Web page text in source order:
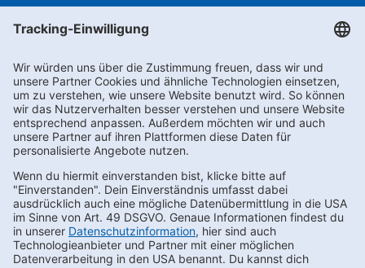
Newsletter abonnieren
Kontakt
FAQs
Karriere
Datenschutz